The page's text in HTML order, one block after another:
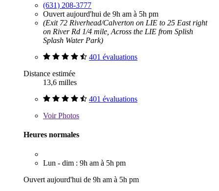
(631) 208-3777
Ouvert aujourd'hui de 9h am à 5h pm
(Exit 72 Riverhead/Calverton on LIE to 25 East right
on River Rd 1/4 mile, Across the LIE from Splish
Splash Water Park)
401 évaluations
Distance estimée
13,6 milles
401 évaluations
VoirPhotos
Heures normales
Lun - dim : 9h am à 5h pm
Ouvert aujourd'hui de 9h am à 5h pm